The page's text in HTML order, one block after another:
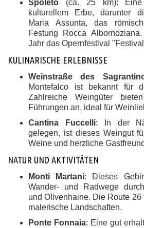
Spoleto (ca. 25 km):
kulturellem Erbe, darunter
Maria Assunta, das
Festung Rocca Albornoziana.
Jahr das Opernfestival
KULINARISCHE ERLEBNISSE
Weinstraße des
Montefalco ist bekannt für
Zahlreiche Weingüter
Führungen an, ideal für
Cantina Fuccelli:
In der
gelegen, ist dieses Weingut
Weine und herzliche
NATUR UND AKTIVITÄTEN
Monti Martani: Dieses
Wander- und Radwege
und Olivenhaine. Die Route 26
malerische Landschaften.
Ponte Fonnaia: Eine gut